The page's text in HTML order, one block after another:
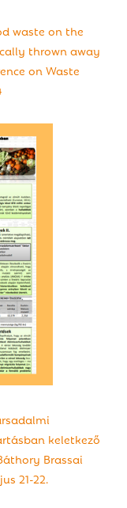
waste on the
thrown away
on Waste
keletkező
Brassai
21-22.